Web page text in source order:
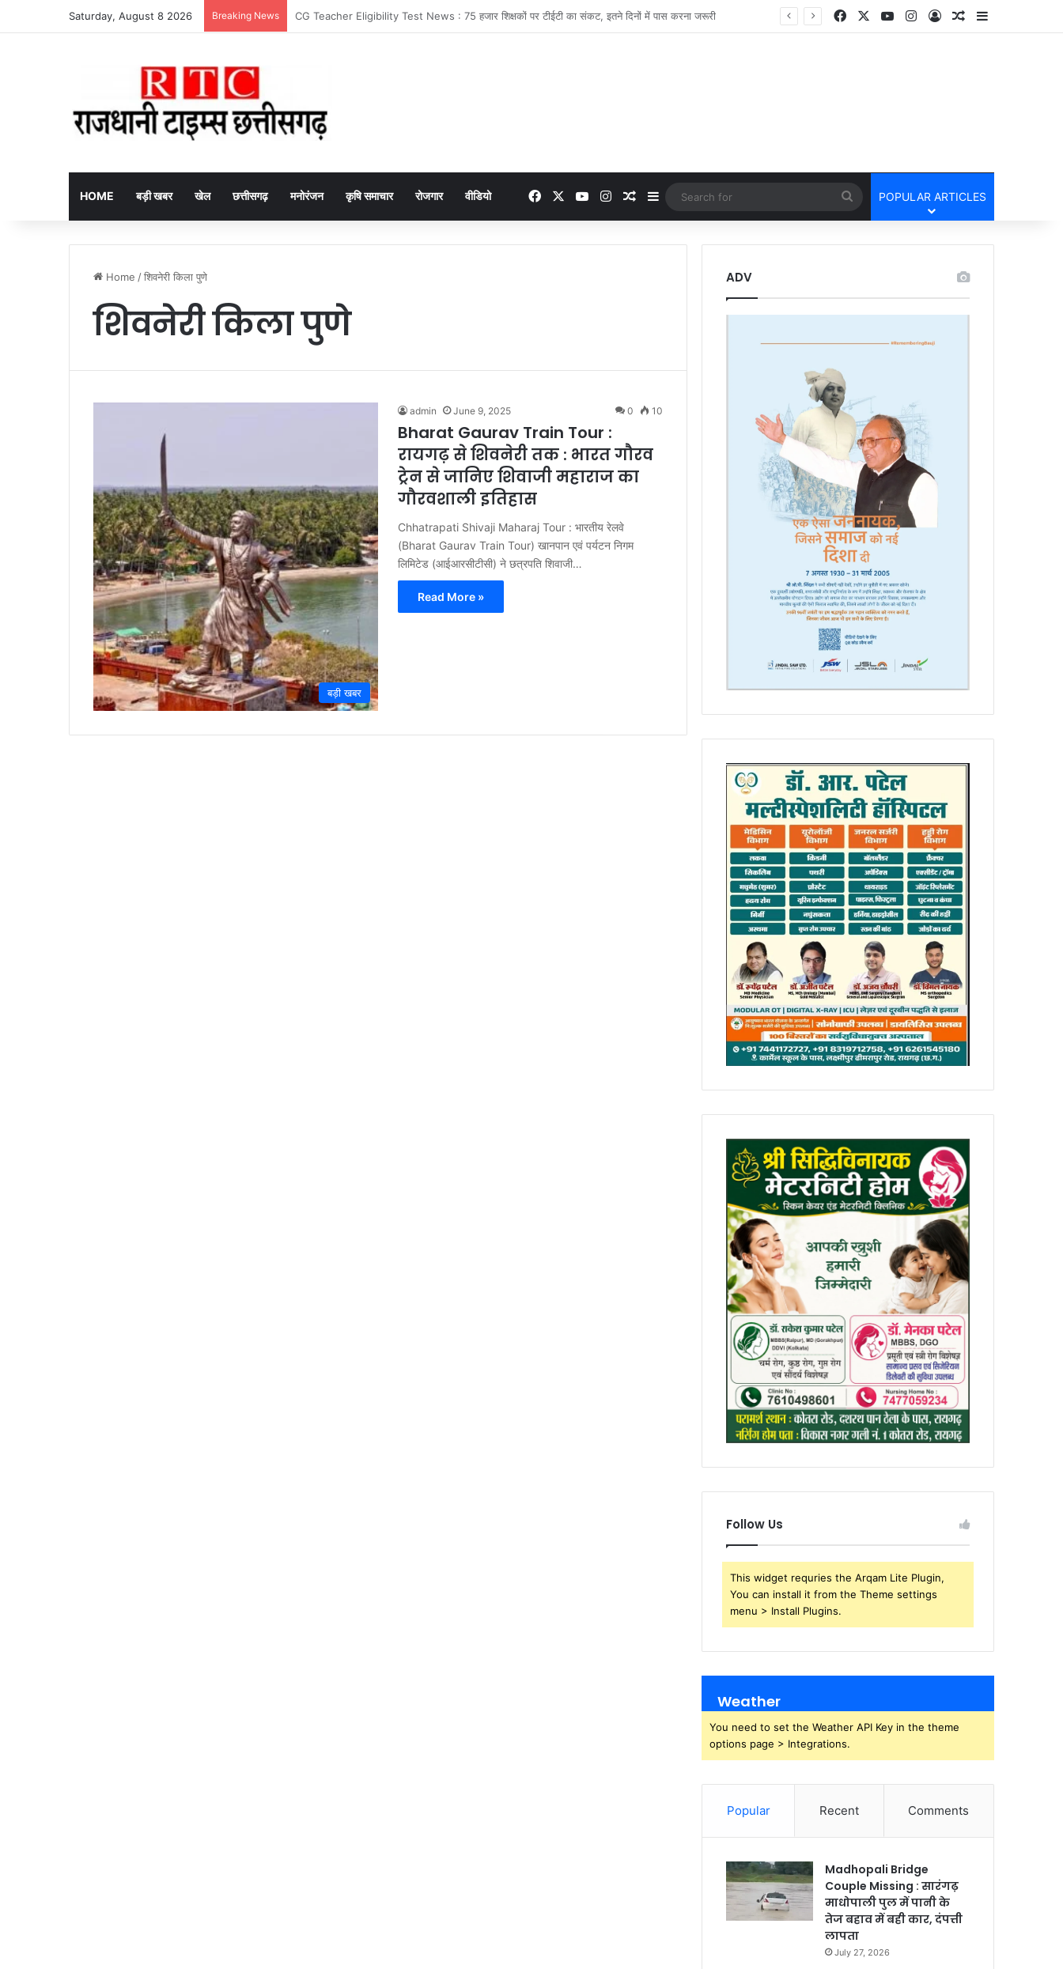
Saturday, August 8 2026 Breaking News Arrested fake online payment पेट्रोल पंप पर फर्जी ऑनलाइन पेमेंट दिखाकर ठगी करने वाला युवक गिरफ्तार FacebookYouTubeInstagram
Log InRandom Article
Sidebar
HOME बड़ी खबर खेल छत्तीसगढ़ मनोरंजन कृषि समाचार रोजगार वीडियो FacebookYouTubeInstagramRandom Article
Sidebar
Search
for
POPULAR ARTICLES
Home /शिवनेरी किला पुणे
शिवनेरी किला पुणे
बड़ी खबर
admin June 9, 2025 0 10
Bharat Gaurav Train Tour :
रायगढ़ से शिवनेरी तक : भारत गौरव
ट्रेन से जानिए शिवाजी महाराज का
गौरवशाली इतिहास
Chhatrapati Shivaji Maharaj Tour : भारतीय रेलवे
(Bharat Gaurav Train Tour) खानपान एवं पर्यटन निगम
लिमिटेड (आईआरसीटीसी) ने छत्रपति शिवाजी…
Read More »
ADV
Follow Us
This widget requries the Arqam Lite Plugin,
You can install it from the Theme settings
menu > Install Plugins.
Weather
You need to set the Weather API Key in the theme
options page > Integrations.
Popular Recent Comments
Madhopali Bridge
Couple Missing : सारंगढ़
माधोपाली पुल में पानी के
तेज बहाव में बही कार, दंपत्ती
लापता
July 27, 2026